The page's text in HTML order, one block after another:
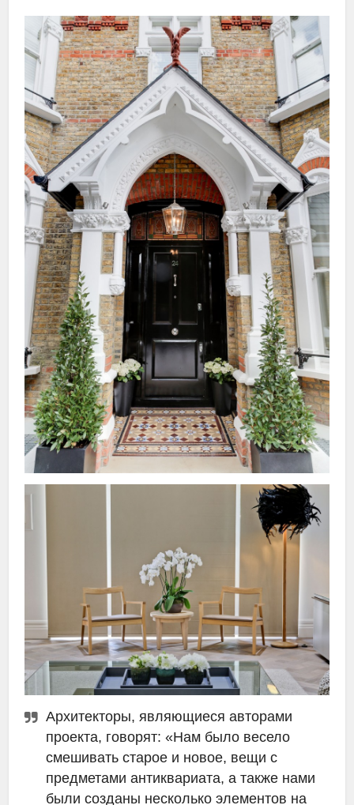
Архитекторы, являющиеся авторами
проекта, говорят: «Нам было весело
смешивать старое и новое, вещи с
предметами антиквариата, а также нами
были созданы несколько элементов на